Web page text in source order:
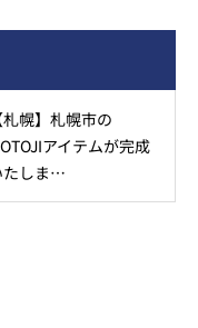
札幌】札幌市の
アイテムが完成
たしま…